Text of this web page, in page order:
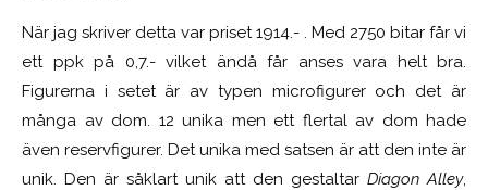
När jag skriver detta var priset 1914.- . Med 2750 bitar får vi
ett ppk på 0,7.- vilket ändå får anses vara helt bra.
Figurerna i setet är av typen microfigurer och det är
många av dom. 12 unika men ett flertal av dom hade
även reservfigurer. Det unika med satsen är att den inte är
unik. Den är såklart unik att den gestaltar Diagon Alley,